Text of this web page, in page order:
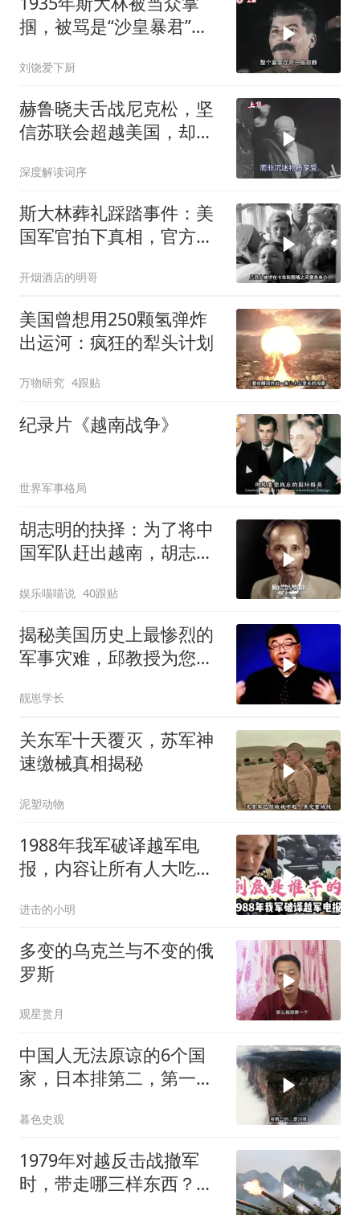
掴，被骂是“沙皇暴君”，
刘饶爱下厨
赫鲁晓夫舌战尼克松，坚
信苏联会超越美国，却被
深度解读词序
斯大林葬礼踩踏事件：美
国军官拍下真相，官方为
开烟酒店的明哥
美国曾想用250颗氢弹炸
出运河：疯狂的犁头计划
万物研究 4跟贴
纪录片《越南战争》
世界军事格局
胡志明的抉择：为了将中
国军队赶出越南，胡志明
娱乐喵喵说 40跟贴
揭秘美国历史上最惨烈的
军事灾难，邱教授为您详
靓崽学长
关东军十天覆灭，苏军神
速缴械真相揭秘
泥塑动物
1988年我军破译越军电
报，内容让所有人大吃一
进击的小明
多变的乌克兰与不变的俄
罗斯
观星赏月
中国人无法原谅的6个国
家，日本排第二，第一名
暮色史观
1979年对越反击战撤军
时，带走哪三样东西？让